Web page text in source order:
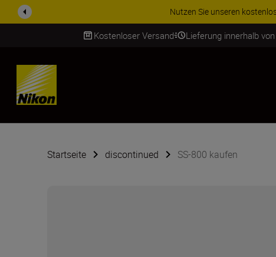
ZUBEHÖR IM ANGEBOT |
Kostenloser Versand Lieferung innerhalb
SKIP
Startseite discontinued SS-800 kaufen